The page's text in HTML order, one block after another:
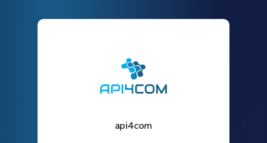
api4com